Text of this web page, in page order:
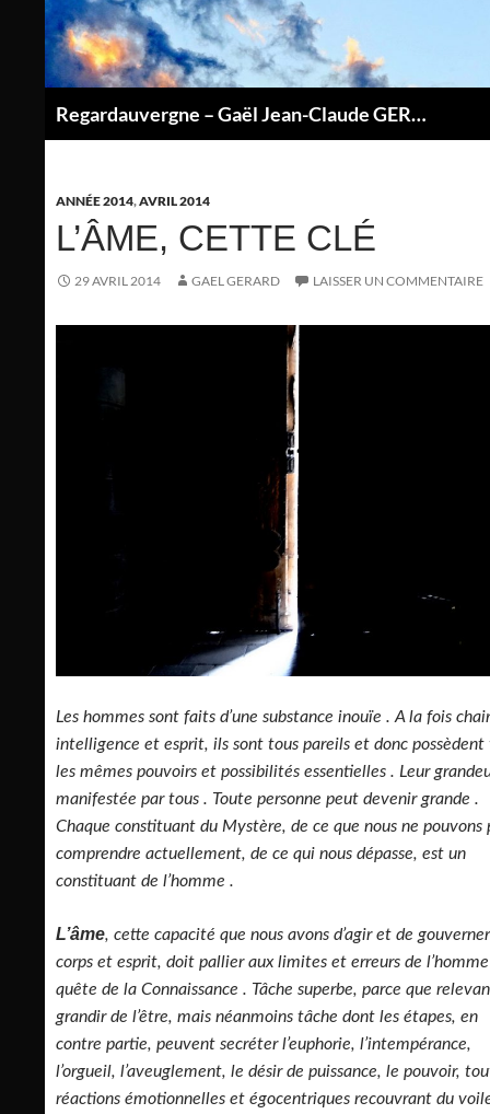
contenu
Regardauvergne – Gaël Jean-Claude GERARD
ANNÉE 2014,AVRIL 2014
L’ÂME, CETTE CLÉ
29 AVRIL 2014 GAEL GERARD LAISSER UN COMMENTAIRE
Les hommes sont faits d’une substance inouïe . A la fois
intelligence et esprit, ils sont tous pareils et donc possèdent
les mêmes pouvoirs et possibilités essentielles . Leur
manifestée par tous . Toute personne peut devenir grande .
Chaque constituant du Mystère, de ce que nous ne pouvons
comprendre actuellement, de ce qui nous dépasse, est un
constituant de l’homme .
L’âme, cette capacité que nous avons d’agir et de gouverner
corps et esprit, doit pallier aux limites et erreurs de
quête de la Connaissance . Tâche superbe, parce que
grandir de l’être, mais néanmoins tâche dont les étapes, en
contre partie, peuvent secréter l’euphorie, l’intempérance,
l’orgueil, l’aveuglement, le désir de puissance, le pouvoir,
réactions émotionnelles et égocentriques recouvrant du